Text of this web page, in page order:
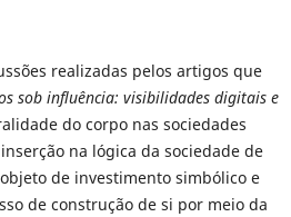
realizadas pelos artigos que
sob influência: visibilidades digitais e
do corpo nas sociedades
na lógica da sociedade de
de investimento simbólico e
de construção de si por meio da